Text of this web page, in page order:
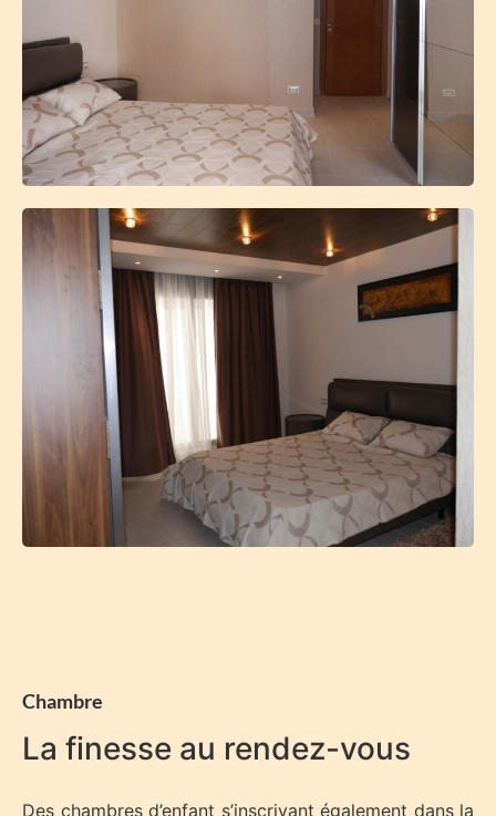
Chambre
La finesse au rendez-vous
Des chambres d’enfant s’inscrivant également dans la